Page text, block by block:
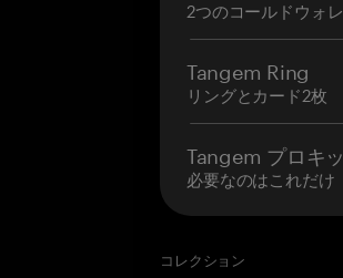
2つのコールドウォ
Tangem Ring
リングとカード2枚
Tangem プロキ
必要なのはこれだけ
コレクション